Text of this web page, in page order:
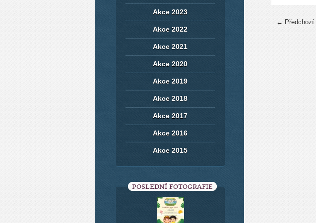
← Předchozí
Akce 2023
Akce 2022
Akce 2021
Akce 2020
Akce 2019
Akce 2018
Akce 2017
Akce 2016
Akce 2015
POSLEDNÍ FOTOGRAFIE